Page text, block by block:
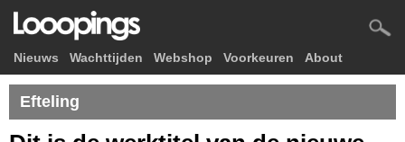
Nieuws Wachttijden Webshop Voorkeuren About
Efteling